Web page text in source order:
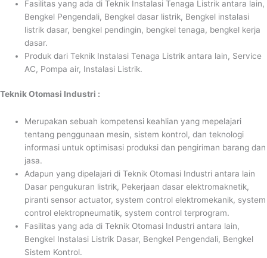
Fasilitas yang ada di Teknik Instalasi Tenaga Listrik antara lain,
Bengkel Pengendali, Bengkel dasar listrik, Bengkel instalasi
listrik dasar, bengkel pendingin, bengkel tenaga, bengkel kerja
dasar.
Produk dari Teknik Instalasi Tenaga Listrik antara lain, Service
AC, Pompa air, Instalasi Listrik.
Teknik Otomasi Industri :
Merupakan sebuah kompetensi keahlian yang mepelajari
tentang penggunaan mesin, sistem kontrol, dan teknologi
informasi untuk optimisasi produksi dan pengiriman barang dan
jasa.
Adapun yang dipelajari di Teknik Otomasi Industri antara lain
Dasar pengukuran listrik, Pekerjaan dasar elektromaknetik,
piranti sensor actuator, system control elektromekanik, system
control elektropneumatik, system control terprogram.
Fasilitas yang ada di Teknik Otomasi Industri antara lain,
Bengkel Instalasi Listrik Dasar, Bengkel Pengendali, Bengkel
Sistem Kontrol.